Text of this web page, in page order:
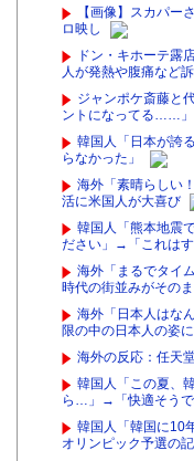
【画像】スカパー
ロ映し
ドン・キホーテ露
人が発熱や腹痛など
ジャンポケ斎藤と
ントになってる……」
韓国人「日本が誇
らなかった」
海外「素晴らしい
活に米国人が大喜び
韓国人「熊本地震
ださい」→「これは
海外「まるでタイ
時代の街並みがその
海外「日本人はな
限の中の日本人の姿
海外の反応：任天
韓国人「この夏、
ら…」→「快適そうで
韓国人「韓国に10
オリンピック予選の